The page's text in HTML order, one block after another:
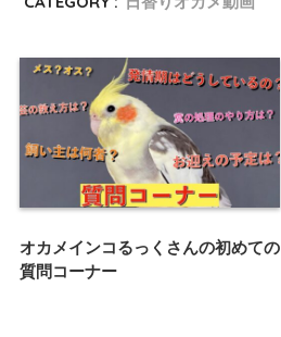
オカメインコるっくさんの初めての
質問コーナー